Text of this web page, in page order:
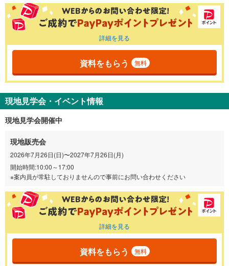
詳細を見る
資料をもらう 無料
現地見学会・イベント情報
現地見学会開催中
現地販売会
2026年7月26日(日)〜2027年7月26日(月)
開始時間:10:00～17:00
※案内員が常駐しておりませんので事前にお問い合わせください
詳細を見る
資料をもらう 無料